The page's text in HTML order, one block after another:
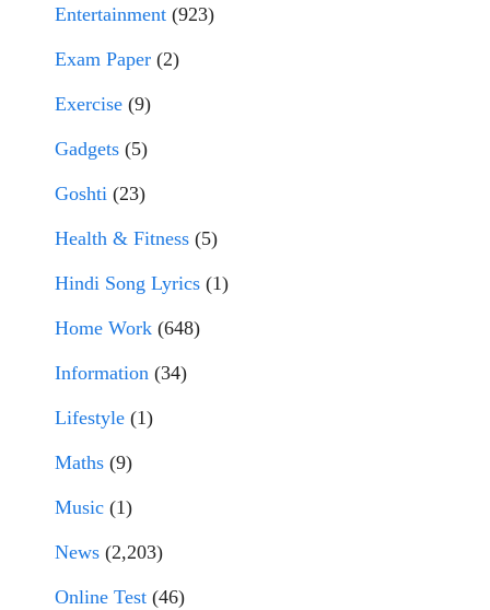
Entertainment (923)
Exam Paper (2)
Exercise (9)
Gadgets (5)
Goshti (23)
Health & Fitness (5)
Hindi Song Lyrics (1)
Home Work (648)
Information (34)
Lifestyle (1)
Maths (9)
Music (1)
News (2,203)
Online Test (46)